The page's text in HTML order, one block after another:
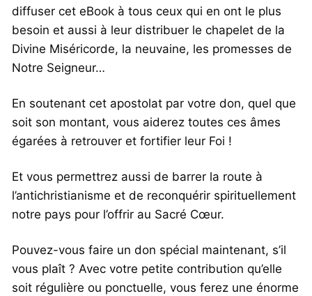
diffuser cet eBook à tous ceux qui en ont le plus
besoin et aussi à leur distribuer le chapelet de la
Divine Miséricorde, la neuvaine, les promesses de
Notre Seigneur…
En soutenant cet apostolat par votre don, quel que
soit son montant, vous aiderez toutes ces âmes
égarées à retrouver et fortifier leur Foi !
Et vous permettrez aussi de barrer la route à
l’antichristianisme et de reconquérir spirituellement
notre pays pour l’offrir au Sacré Cœur.
Pouvez-vous faire un don spécial maintenant, s’il
vous plaît ? Avec votre petite contribution qu’elle
soit régulière ou ponctuelle, vous ferez une énorme